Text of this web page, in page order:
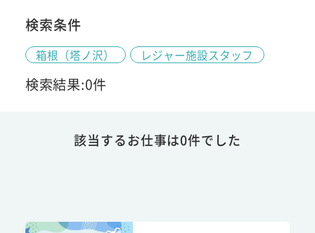
検索条件
箱根（塔ノ沢） レジャー施設スタッフ
検索結果:0件
該当するお仕事は0件でした